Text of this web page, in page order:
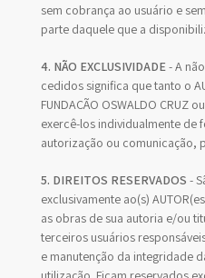
sem cobrança ao usuário e
parte daquele que a
4. NÃO EXCLUSIVIDADE- A
cedidos significa que tanto o
FUNDAÇÃO OSWALDO CRUZ
exercê-los individualmente de
autorização ou comunicação,
5. DIREITOS RESERVADOS -
exclusivamente ao(s)
as obras de sua autoria e/ou
terceiros usuários
e manutenção da integridade